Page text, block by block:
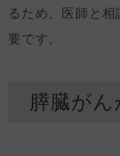
るため、医師と
要です。
膵臓がん